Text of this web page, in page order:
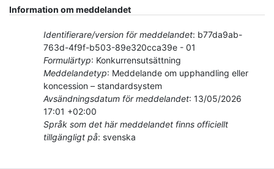
Information om meddelandet
Identifierare/version för meddelandet: b77da9ab-
763d-4f9f-b503-89e320cca39e - 01
Formulärtyp: Konkurrensutsättning
Meddelandetyp: Meddelande om upphandling eller
koncession – standardsystem
Avsändningsdatum för meddelandet: 13/05/2026
17:01 +02:00
Språk som det här meddelandet finns officiellt
tillgängligt på: svenska